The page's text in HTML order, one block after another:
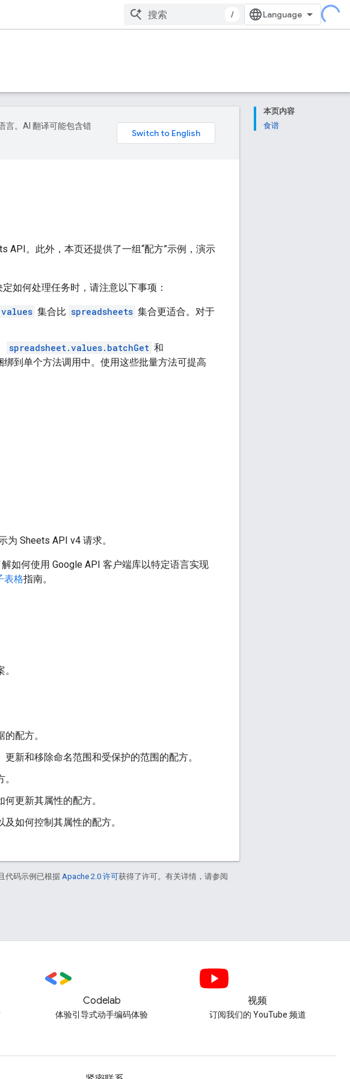
/
本页内容
食谱
言。AI 翻译可能包含错
API。此外，本页还提供了一组“配方”示例，演示
如何处理任务时，请注意以下事项：
集合比 spreadsheets 集合更适合。对于
spreadsheet.values.batchGet 和
绑到单个方法调用中。使用这些批量方法可提高
Sheets API v4 请求。
如何使用 Google API 客户端库以特定语言实现
表格指南。
配方。
新和移除命名范围和受保护的范围的配方。
更新其属性的配方。
如何控制其属性的配方。
代码示例已根据 Apache 2.0 许可获得了许可。有关详情，请参阅
Codelab
体验引导式动手编码体验
视频
订阅我们的 YouTube 频道